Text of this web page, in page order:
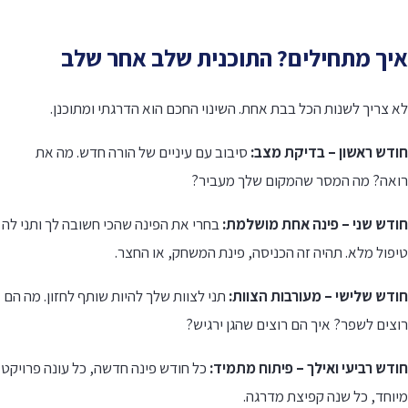
מתחילים? התוכנית שלב אחר שלב
צריך לשנות הכל בבת אחת. השינוי החכם הוא הדרגתי ומתוכנן.
ראשון – בדיקת מצב:סיבוב עם עיניים של הורה חדש. מה את
מה המסר שהמקום שלך מעביר?
שני – פינה אחת מושלמת:בחרי את הפינה שהכי חשובה לך ותני לה
מלא. תהיה זה הכניסה, פינת המשחק, או החצר.
שלישי – מעורבות הצוות:תני לצוות שלך להיות שותף לחזון. מה הם
לשפר? איך הם רוצים שהגן ירגיש?
רביעי ואילך – פיתוח מתמיד:כל חודש פינה חדשה, כל עונה פרויקט
כל שנה קפיצת מדרגה.